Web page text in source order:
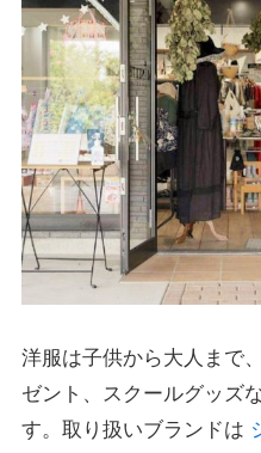
洋服は子供から大人まで
ゼント 、スクールグッズ
す。取り扱いブランドは